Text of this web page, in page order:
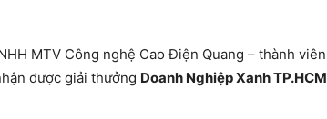
MTV Công nghệ Cao Điện Quang – thành
được giải thưởng Doanh Nghiệp Xanh